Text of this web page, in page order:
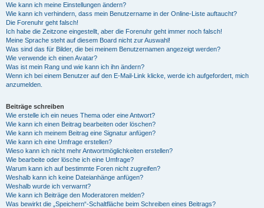
Wie kann ich meine Einstellungen ändern?
Wie kann ich verhindern, dass mein Benutzername in der Online-Liste auftaucht?
Die Forenuhr geht falsch!
Ich habe die Zeitzone eingestellt, aber die Forenuhr geht immer noch falsch!
Meine Sprache steht auf diesem Board nicht zur Auswahl!
Was sind das für Bilder, die bei meinem Benutzernamen angezeigt werden?
Wie verwende ich einen Avatar?
Was ist mein Rang und wie kann ich ihn ändern?
Wenn ich bei einem Benutzer auf den E-Mail-Link klicke, werde ich aufgefordert, mich
anzumelden.
Beiträge schreiben
Wie erstelle ich ein neues Thema oder eine Antwort?
Wie kann ich einen Beitrag bearbeiten oder löschen?
Wie kann ich meinem Beitrag eine Signatur anfügen?
Wie kann ich eine Umfrage erstellen?
Wieso kann ich nicht mehr Antwortmöglichkeiten erstellen?
Wie bearbeite oder lösche ich eine Umfrage?
Warum kann ich auf bestimmte Foren nicht zugreifen?
Weshalb kann ich keine Dateianhänge anfügen?
Weshalb wurde ich verwarnt?
Wie kann ich Beiträge den Moderatoren melden?
Was bewirkt die „Speichern“-Schaltfläche beim Schreiben eines Beitrags?